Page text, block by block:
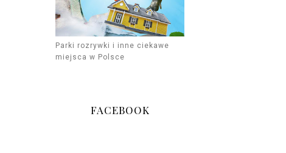
Parki rozrywki i inne ciekawe
miejsca w Polsce
FACEBOOK